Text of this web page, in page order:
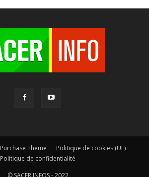
Purchase Theme
Politique de cookies (UE)
Politique de confidentialité
© SACER INFOS - 2022